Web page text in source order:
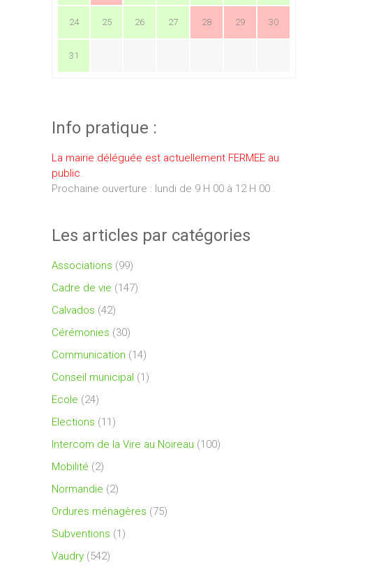
24 25 26 27 28 29 30
31
Info pratique :
La mairie déléguée est actuellement FERMEE au
public.
Prochaine ouverture : lundi de 9 H 00 à 12 H 00 .
Les articles par catégories
Associations (99)
Cadre de vie (147)
Calvados (42)
Cérémonies (30)
Communication (14)
Conseil municipal (1)
Ecole (24)
Elections (11)
Intercom de la Vire au Noireau (100)
Mobilité (2)
Normandie (2)
Ordures ménagères (75)
Subventions (1)
Vaudry (542)